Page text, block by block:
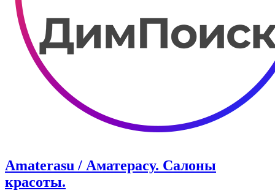
Amaterasu / Аматерасу. Салоны
красоты.